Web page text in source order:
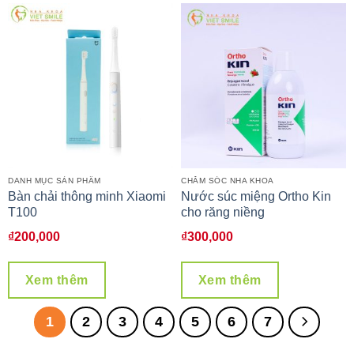
DANH MỤC SẢN PHẨM
Bàn chải thông minh Xiaomi
T100
₫200,000
Xem thêm
CHĂM SÓC NHA KHOA
Nước súc miệng Ortho Kin
cho răng niềng
₫300,000
Xem thêm
1 2 3 4 5 6 7